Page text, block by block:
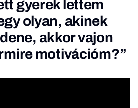
gyerek lettem
olyan, akinek
akkor vajon
motivációm?”